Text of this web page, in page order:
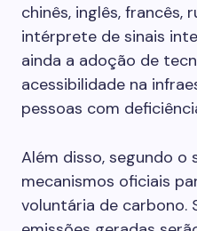
chinês, inglês, francês,
intérprete de sinais
ainda a adoção de
acessibilidade na
pessoas com
Além disso, segundo o
mecanismos oficiais
voluntária de carbono.